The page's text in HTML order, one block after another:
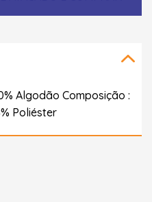
Algodão Composição :
Poliéster